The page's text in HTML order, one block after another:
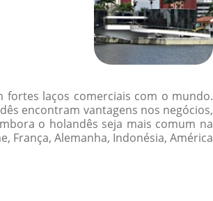
fortes laços comerciais com o mundo.
encontram vantagens nos negócios,
o holandês seja mais comum na
França, Alemanha, Indonésia, América